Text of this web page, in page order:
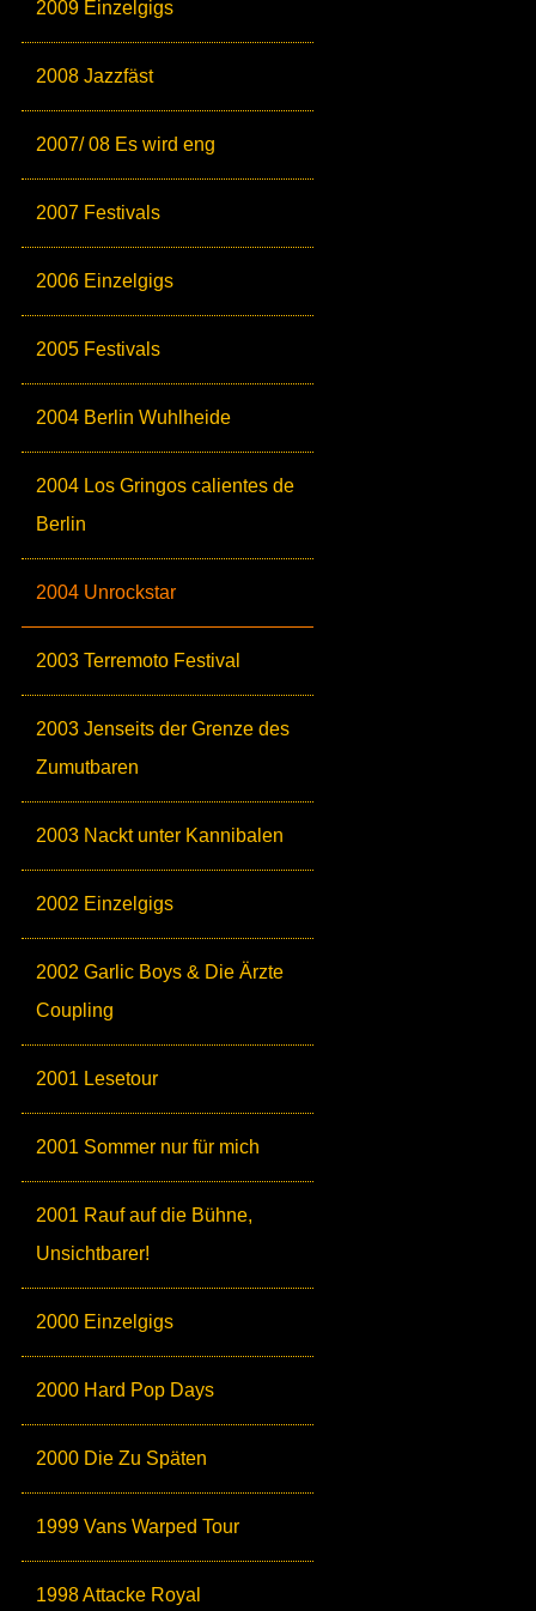
2009 Einzelgigs
2008 Jazzfäst
2007/ 08 Es wird eng
2007 Festivals
2006 Einzelgigs
2005 Festivals
2004 Berlin Wuhlheide
2004 Los Gringos calientes de
Berlin
2004 Unrockstar
2003 Terremoto Festival
2003 Jenseits der Grenze des
Zumutbaren
2003 Nackt unter Kannibalen
2002 Einzelgigs
2002 Garlic Boys & Die Ärzte
Coupling
2001 Lesetour
2001 Sommer nur für mich
2001 Rauf auf die Bühne,
Unsichtbarer!
2000 Einzelgigs
2000 Hard Pop Days
2000 Die Zu Späten
1999 Vans Warped Tour
1998 Attacke Royal